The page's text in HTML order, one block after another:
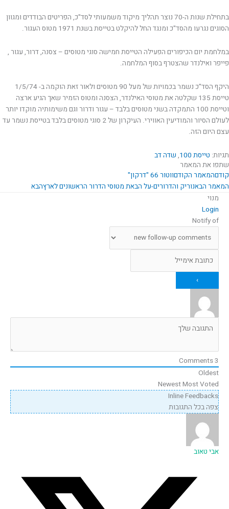
בתחילת שנות ה-70 נוצר תהליך מיקוד משמעותי לסד"כ, הפריטים הבודדים ומגוון
הסוגים נגרעו מהסד"כ ומנגד החל להיקלט בטייסת בשנת 1971 מטוס העגור.
במלחמת יום הכיפורים הפעילה הטייסת חמישה סוגי מטוסים – צסנה, דרור, עגור ,
פייפר ואילנדר שהצטרף בסוף המלחמה.
היקף הסד"כ נשמר בכמויות של מעל 90 מטוסים ולאור זאת הוקמה ב- 1/5/74
טייסת 135 שקלטה את מטוסי האילנדר, הצסנה ומטוס הזמיר שאך הגיע ארצה
וטייסת 100 התמקדה בשני מטוסים בלבד – עגור ודרור וגם משימותיה מוקדו יותר
לעולם הסיור והמודיעין האווירי. העיקרון של 2 סוגי מטוסים בלבד בטייסת נשמר עד
עצם היום הזה.
תגיות: טייסת 100 , שדה דב
שתפו את המאמר
קודםהמאמר הקודםווטור 66 "דרקון"
המאמר הבאנוריק והדרורים-על הבאת מטוסי הדרור הראשונים לארץהבא
מנוי
Login
Notify of
3
Oldest
NewestMost Voted
Inline Feedbacks
צפה בכל התגובות
אבי טאוב